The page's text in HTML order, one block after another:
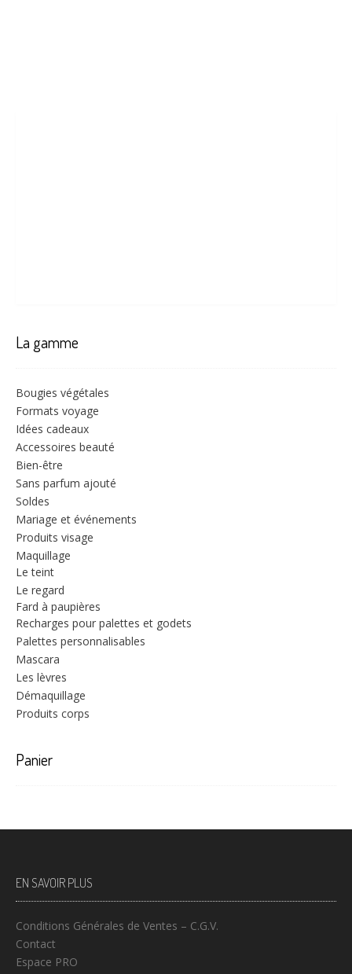
La gamme
Bougies végétales
Formats voyage
Idées cadeaux
Accessoires beauté
Bien-être
Sans parfum ajouté
Soldes
Mariage et événements
Produits visage
Maquillage
Le teint
Le regard
Fard à paupières
Recharges pour palettes et godets
Palettes personnalisables
Mascara
Les lèvres
Démaquillage
Produits corps
Panier
EN SAVOIR PLUS
Conditions Générales de Ventes – C.G.V.
Contact
Espace PRO